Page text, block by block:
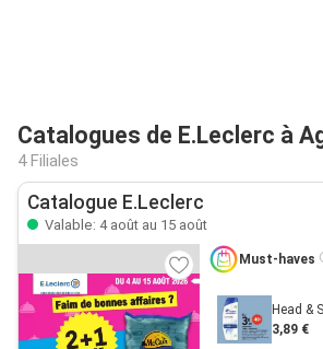
Catalogues de E.Leclerc à
4 Filiales
Catalogue E.Leclerc
Valable: 4 août au 15 août
Must-haves
Head &
3,89 €